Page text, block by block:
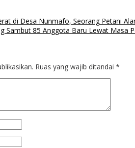
di Desa Nunmafo, Seorang Petani
Sambut 85 Anggota Baru Lewat Masa
Ruas yang wajib ditandai *